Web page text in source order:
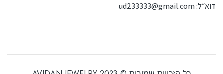
דוא״ל:ud233333@gmail.com